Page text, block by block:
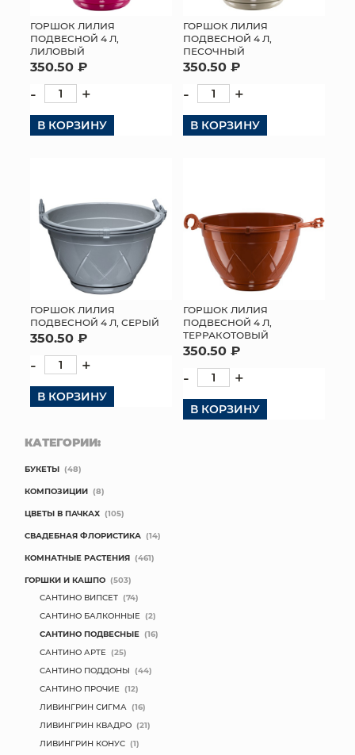
ГОРШОК ЛИЛИЯ
ПОДВЕСНОЙ 4 Л,
ЛИЛОВЫЙ
350.50 ₽
- +
В КОРЗИНУ
ГОРШОК ЛИЛИЯ
ПОДВЕСНОЙ 4 Л,
ПЕСОЧНЫЙ
350.50 ₽
- +
В КОРЗИНУ
ГОРШОК ЛИЛИЯ
ПОДВЕСНОЙ 4 Л, СЕРЫЙ
350.50 ₽
- +
В КОРЗИНУ
ГОРШОК ЛИЛИЯ
ПОДВЕСНОЙ 4 Л,
ТЕРРАКОТОВЫЙ
350.50 ₽
- +
В КОРЗИНУ
КАТЕГОРИИ:
БУКЕТЫ (48)
КОМПОЗИЦИИ (8)
ЦВЕТЫ В ПАЧКАХ (105)
СВАДЕБНАЯ ФЛОРИСТИКА (14)
КОМНАТНЫЕ РАСТЕНИЯ (461)
ГОРШКИ И КАШПО (503)
САНТИНО ВИПСЕТ (74)
САНТИНО БАЛКОННЫЕ (2)
САНТИНО ПОДВЕСНЫЕ (16)
САНТИНО АРТЕ (25)
САНТИНО ПОДДОНЫ (44)
САНТИНО ПРОЧИЕ (12)
ЛИВИНГРИН СИГМА (16)
ЛИВИНГРИН КВАДРО (21)
ЛИВИНГРИН КОНУС (1)